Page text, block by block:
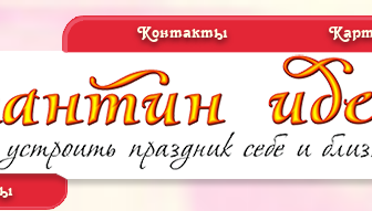
Контакты